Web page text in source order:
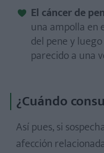
El cáncer de
una ampolla en
del pene y
parecido a una
¿Cuándo
Así pues, si
afección